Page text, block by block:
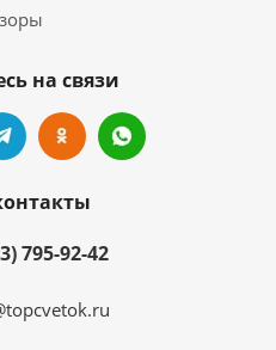
на связи
795-92-42